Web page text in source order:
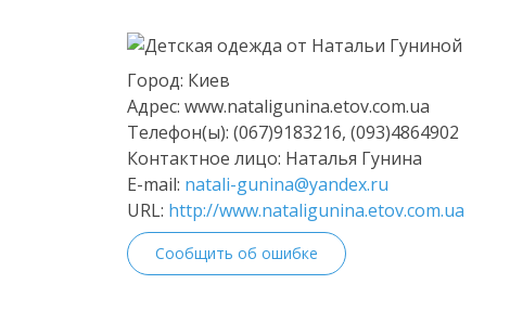
Город: Киев
Адрес: www.nataligunina.etov.com.ua
Телефон(ы): (067)9183216, (093)4864902
Контактное лицо: Наталья Гунина
E-mail: natali-gunina@yandex.ru
URL: http://www.nataligunina.etov.com.ua
Сообщить об ошибке